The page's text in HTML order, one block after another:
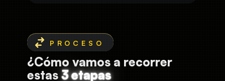
¿Cómo vamos a recorrer
estas3 etapas